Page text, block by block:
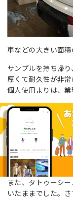
車などの大きい面積
サンプルを持ち帰
厚くて耐久性が非
個人使用よりは、業
また、タトゥーシ
いたままでした。